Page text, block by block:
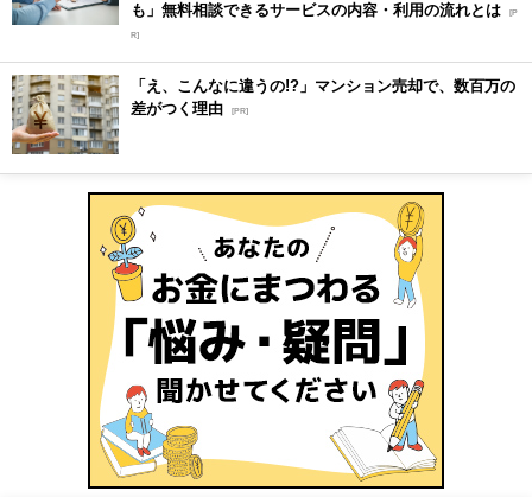
も」無料相談できるサービスの内容・利用の流れとは [P
R]
「え、こんなに違うの!?」マンション売却で、数百万の
差がつく理由 [PR]